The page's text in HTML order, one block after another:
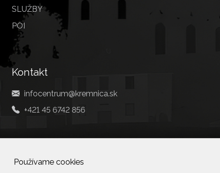
Používame cookies
SLUŽBY
POI
Kontakt
infocentrum@kremnica.sk
+421 45 6742 856
Social